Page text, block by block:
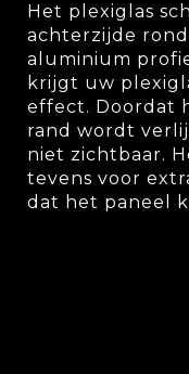
Het plexiglas
achterzijde
aluminium
krijgt uw
effect. Doordat
rand wordt
niet zichtbaar.
tevens voor
dat het paneel